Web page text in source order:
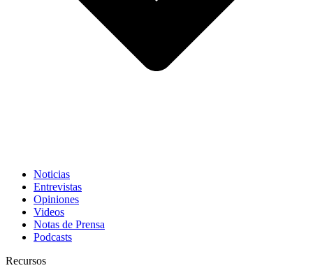
Noticias
Entrevistas
Opiniones
Videos
Notas de Prensa
Podcasts
Recursos